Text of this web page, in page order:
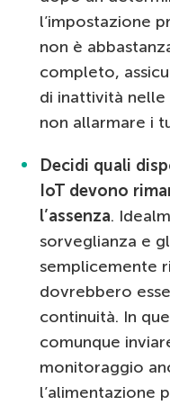
l’impostazione
non è
completo,
di inattività
non allarmare i
Decidi quali
IoT devono
l’assenza.
sorveglianza e
semplicemente
dovrebbero
continuità. In
comunque
monitoraggio
l’alimentazione